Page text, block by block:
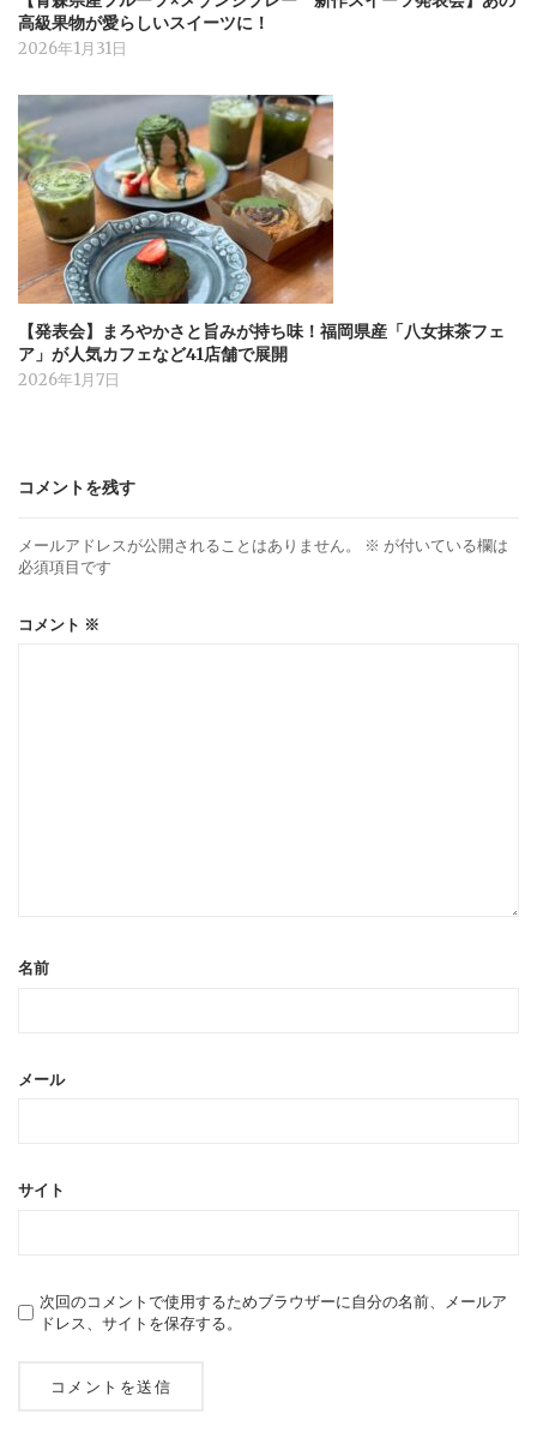
高級果物が愛らしいスイーツに！
2026年1月31日
【発表会】まろやかさと旨みが持ち味！福岡県産「八女抹茶フェ
ア」が人気カフェなど41店舗で展開
2026年1月7日
コメントを残す
メールアドレスが公開されることはありません。 ※ が付いている欄は
必須項目です
コメント ※
名前
メール
サイト
次回のコメントで使用するためブラウザーに自分の名前、メールア
ドレス、サイトを保存する。